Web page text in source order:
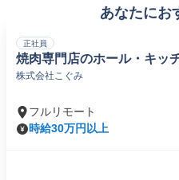
あなたにお
正社員
焼肉専門店のホール・キッ
株式会社こぐみ
フルリモート
時給30万円以上